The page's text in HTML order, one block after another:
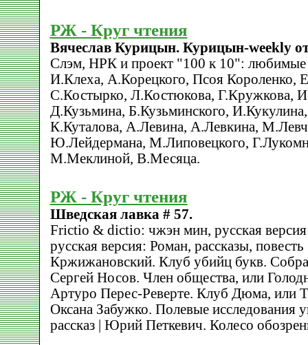
РЖ - Круг чтения
Вячеслав Курицын. Курицын-weekly
Слэм, НРК и проект "100 к 10": любимые
И.Клеха, А.Корецкого, Псоя Короленко,
С.Костырко, Л.Костюкова, Г.Кружкова,
Д.Кузьмина, Б.Кузьминского,
К.Куталова, А.Левина, А.Левкина,
Ю.Лейдермана, М.Липовецкого,
М.Меклиной, В.Месяца.
РЖ - Круг чтения
Шведская лавка # 57.
Frictio & dictio: чжэн мин, русская
русская версия: Роман, рассказы,
Кржижановский. Клуб убийц букв.
Сергей Носов. Член общества, или
Артуро Перес-Реверте. Клуб Дюма, или
Оксана Забужко. Полевые исследования
рассказ | Юрий Петкевич. Колесо